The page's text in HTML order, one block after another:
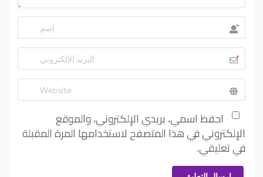
*
*
احفظ اسمي، بريدي الإلكتروني، والموقع
الإلكتروني في هذا المتصفح لاستخدامها المرة المقبلة
في تعليقي.